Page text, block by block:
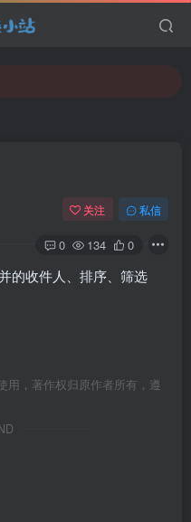
关注 私信
0 134 0
的收件人、排序、筛选
用，著作权归原作者所有，遵